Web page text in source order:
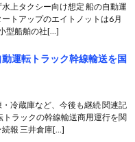
上タクシー向け想定 船の自動運
トアップのエイトノットは6月
型船舶の社[…]
運転トラック幹線輸送を国
冷蔵庫など、今後も継続 関連記
ラックの幹線輸送商用運行を関
報 三井倉庫[…]